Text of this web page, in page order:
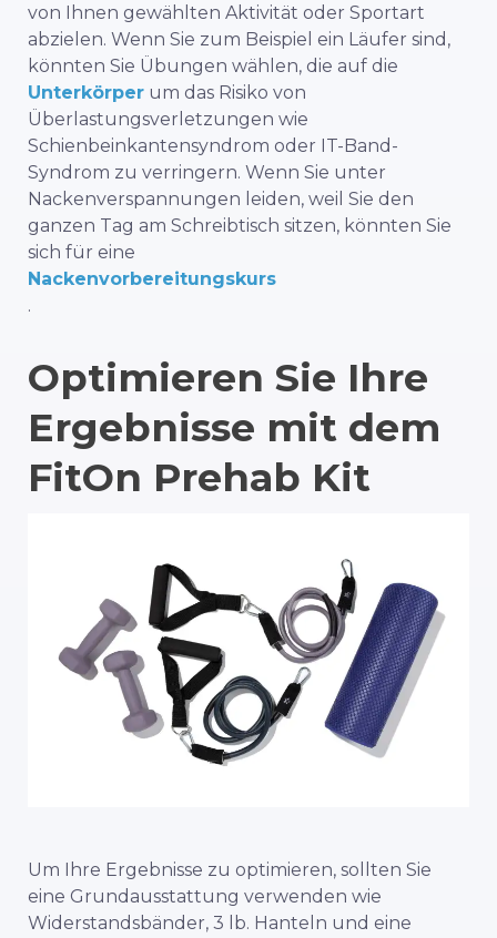
von Ihnen gewählten Aktivität oder Sportart
abzielen. Wenn Sie zum Beispiel ein Läufer sind,
könnten Sie Übungen wählen, die auf die
Unterkörper um das Risiko von
Überlastungsverletzungen wie
Schienbeinkantensyndrom oder IT-Band-
Syndrom zu verringern. Wenn Sie unter
Nackenverspannungen leiden, weil Sie den
ganzen Tag am Schreibtisch sitzen, könnten Sie
sich für eine
Nackenvorbereitungskurs
.
Optimieren Sie Ihre
Ergebnisse mit dem
FitOn Prehab Kit
Um Ihre Ergebnisse zu optimieren, sollten Sie
eine Grundausstattung verwenden wie
Widerstandsbänder, 3 lb. Hanteln und eine